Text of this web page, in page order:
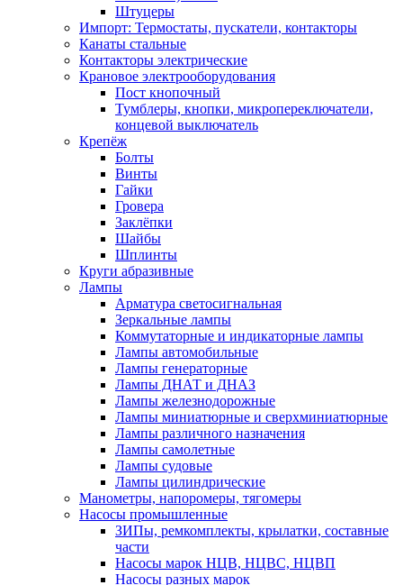
Штуцеры
Импорт: Термостаты, пускатели, контакторы
Канаты стальные
Контакторы электрические
Крановое электрооборудования
Пост кнопочный
Тумблеры, кнопки, микропереключатели,
концевой выключатель
Крепёж
Болты
Винты
Гайки
Гровера
Заклёпки
Шайбы
Шплинты
Круги абразивные
Лампы
Арматура светосигнальная
Зеркальные лампы
Коммутаторные и индикаторные лампы
Лампы автомобильные
Лампы генераторные
Лампы ДНАТ и ДНАЗ
Лампы железнодорожные
Лампы миниатюрные и сверхминиатюрные
Лампы различного назначения
Лампы самолетные
Лампы судовые
Лампы цилиндрические
Манометры, напоромеры, тягомеры
Насосы промышленные
ЗИПы, ремкомплекты, крылатки, составные
части
Насосы марок НЦВ, НЦВС, НЦВП
Насосы разных марок